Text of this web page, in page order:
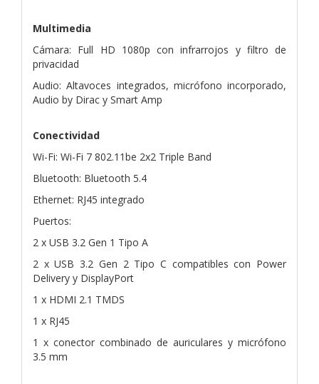
Multimedia
Cámara: Full HD 1080p con infrarrojos y filtro de
privacidad
Audio: Altavoces integrados, micrófono incorporado,
Audio by Dirac y Smart Amp
Conectividad
Wi-Fi: Wi-Fi 7 802.11be 2x2 Triple Band
Bluetooth: Bluetooth 5.4
Ethernet: RJ45 integrado
Puertos:
2 x USB 3.2 Gen 1 Tipo A
2 x USB 3.2 Gen 2 Tipo C compatibles con Power
Delivery y DisplayPort
1 x HDMI 2.1 TMDS
1 x RJ45
1 x conector combinado de auriculares y micrófono
3.5 mm